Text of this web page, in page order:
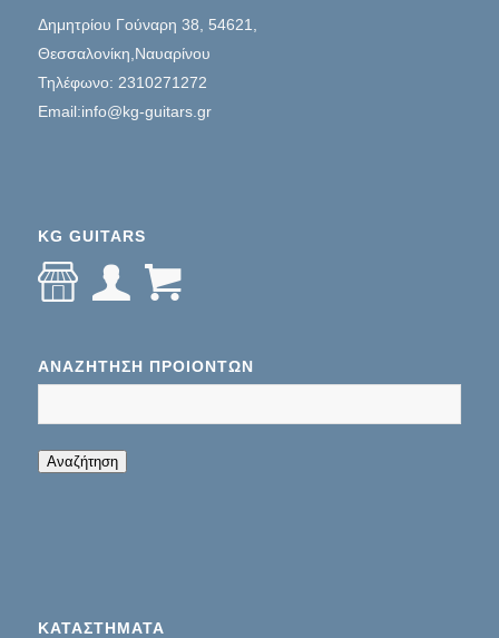
Δημητρίου Γούναρη 38, 54621,
Θεσσαλονίκη,Ναυαρίνου
Τηλέφωνο: 2310271272
Email:info@kg-guitars.gr
KG GUITARS
ΑΝΑΖΉΤΗΣΗ ΠΡΟΊΌΝΤΩΝ
Αναζήτηση
ΚΑΤΑΣΤΉΜΑΤΑ